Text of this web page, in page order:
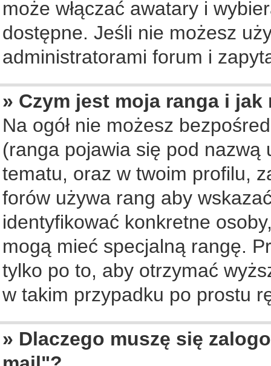
może włączać awatary i
dostępne. Jeśli nie możesz
administratorami forum i
» Czym jest moja ranga i
Na ogół nie możesz
(ranga pojawia się pod
tematu, oraz w twoim profilu,
forów używa rang aby
identyfikować konkretne
mogą mieć specjalną rangę.
tylko po to, aby otrzymać
w takim przypadku po prostu
» Dlaczego muszę się